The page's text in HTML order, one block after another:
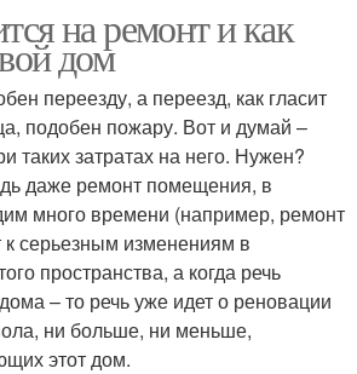
на ремонт и как
дом
переезду, а переезд, как гласит
подобен пожару. Вот и думай –
таких затратах на него. Нужен?
даже ремонт помещения, в
много времени (например, ремонт
серьезным изменениям в
пространства, а когда речь
– то речь уже идет о реновации
ни больше, ни меньше,
этот дом.